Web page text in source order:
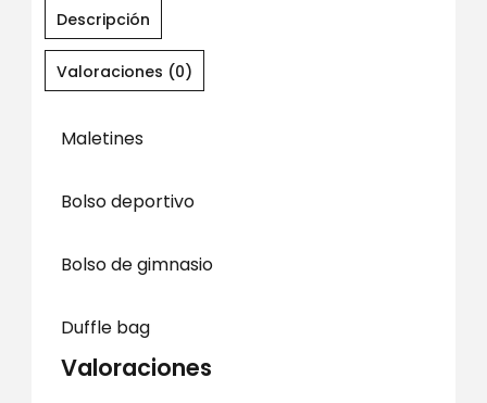
Descripción
Valoraciones (0)
Maletines
Bolso deportivo
Bolso de gimnasio
Duffle bag
Valoraciones